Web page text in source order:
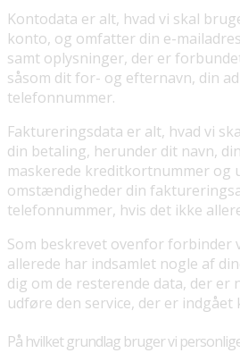
Kontodata er alt, hvad vi skal
konto, og omfatter din e-
samt oplysninger, der er
såsom dit for- og efternavn, din
telefonnummer.
Faktureringsdata er alt, hvad vi
din betaling, herunder dit navn,
maskerede kreditkortnummer og
omstændigheder din
telefonnummer, hvis det ikke
Som beskrevet ovenfor forbinder
allerede har indsamlet nogle af
dig om de resterende data, der er
udføre den service, der er indgået
På hvilket grundlag bruger vi